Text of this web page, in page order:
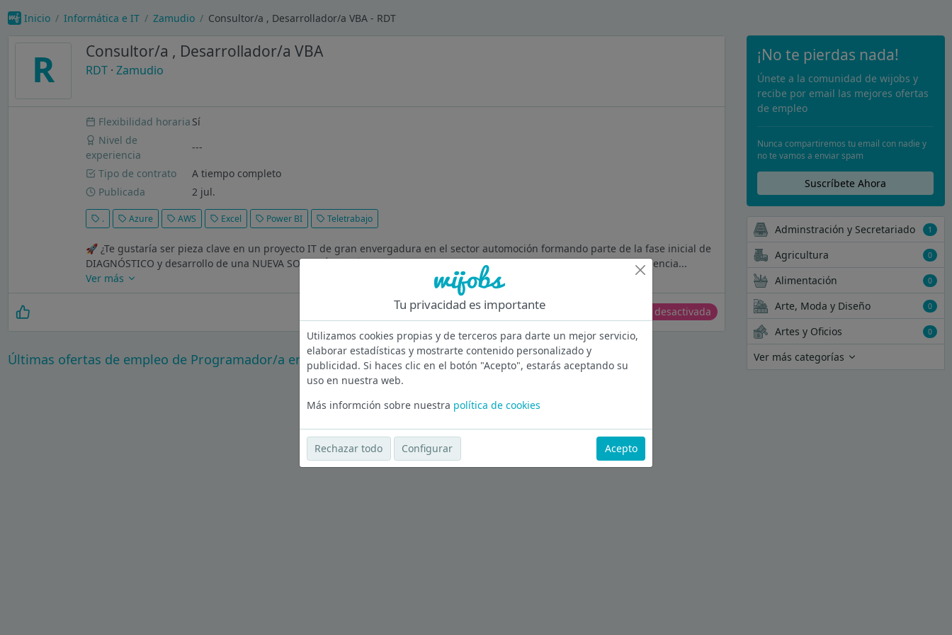
Inicio Informática e IT Zamudio Consultor/a , Desarrollador/a VBA - RDT
R Consultor/a , Desarrollador/a VBA
RDT · Zamudio
Flexibilidad horaria Sí
Nivel de
experiencia
---
Tipo de contrato
A tiempo completo
Publicada
2 jul.
. Azure AWS Excel Power BI Teletrabajo
🚀 ¿Te gustaría ser pieza clave en un proyecto IT de gran envergadura en el sector automoción formando parte de la fase inicial de
DIAGNÓSTICO y desarrollo de una NUEVA SOLUCIÓN ? 🚀 En RDT tenemos un hueco para ti en nuestro Centro de Excelencia...
Ver más
Oferta desactivada
Últimas ofertas de empleo de Programador/a en Bizkaia
¡No te pierdas nada!
Únete a la comunidad de wijobs y
recibe por email las mejores ofertas
de empleo
Nunca compartiremos tu email con nadie y
no te vamos a enviar spam
Suscríbete Ahora
Adminstración y Secretariado 1
Agricultura 0
Alimentación 0
Arte, Moda y Diseño 0
Artes y Oficios 0
Ver más categorías
Tu privacidad es importante
Utilizamos cookies propias y de terceros para darte un mejor servicio,
elaborar estadísticas y mostrarte contenido personalizado y
publicidad. Si haces clic en el botón "Acepto", estarás aceptando su
uso en nuestra web.
Más informción sobre nuestra política de cookies
Rechazar todo Configurar Acepto